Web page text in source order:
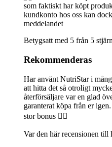
som faktiskt har köpt
kundkonto hos oss kan
meddelandet
Betygsatt med 5 från 5
Rekommenderas
Har använt NutriStar i
att hitta det så otroligt
återförsäljare var en glad
garanterat köpa från er
stor bonus 👍🏻
Var den här recensionen till